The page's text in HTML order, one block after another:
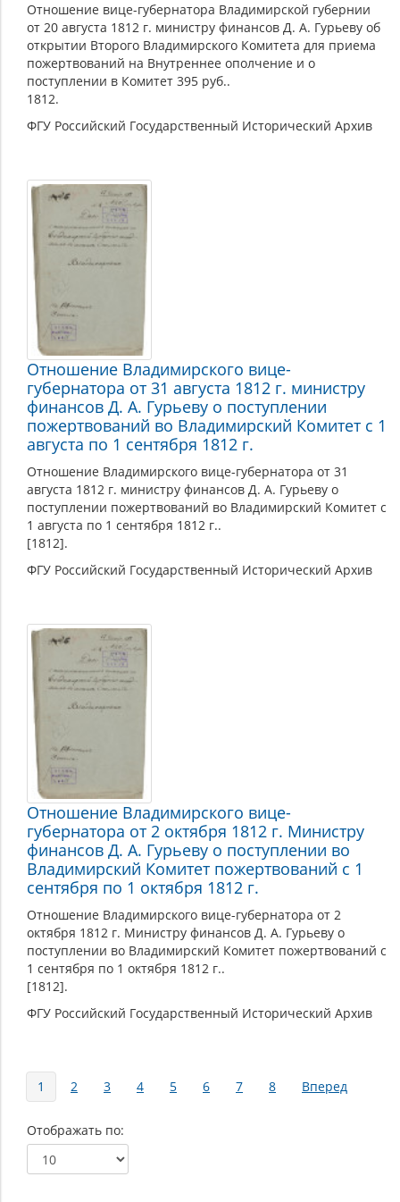
Отношение вице-губернатора Владимирской губернии
от 20 августа 1812 г. министру финансов Д. А. Гурьеву об
открытии Второго Владимирского Комитета для приема
пожертвований на Внутреннее ополчение и о
поступлении в Комитет 395 руб..
1812.
ФГУ Российский Государственный Исторический Архив
Отношение Владимирского вице-
губернатора от 31 августа 1812 г. министру
финансов Д. А. Гурьеву о поступлении
пожертвований во Владимирский Комитет с 1
августа по 1 сентября 1812 г.
Отношение Владимирского вице-губернатора от 31
августа 1812 г. министру финансов Д. А. Гурьеву о
поступлении пожертвований во Владимирский Комитет с
1 августа по 1 сентября 1812 г..
[1812].
ФГУ Российский Государственный Исторический Архив
Отношение Владимирского вице-
губернатора от 2 октября 1812 г. Министру
финансов Д. А. Гурьеву о поступлении во
Владимирский Комитет пожертвований с 1
сентября по 1 октября 1812 г.
Отношение Владимирского вице-губернатора от 2
октября 1812 г. Министру финансов Д. А. Гурьеву о
поступлении во Владимирский Комитет пожертвований с
1 сентября по 1 октября 1812 г..
[1812].
ФГУ Российский Государственный Исторический Архив
Страницы
1 2 3 4 5 6 7 8 Вперед
Отображать по